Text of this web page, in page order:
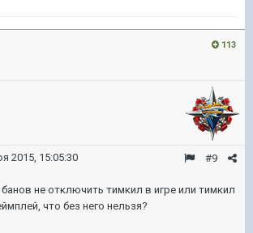
113
#9
2015, 15:05:30
не отключить тимкил в игре или тимкил
что без него нельзя?